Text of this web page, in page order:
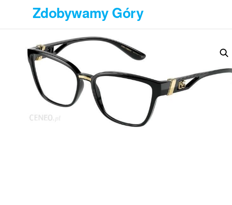
treści
Zdobywamy Góry